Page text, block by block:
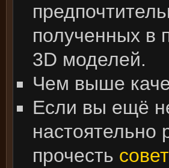
полученных в
3D моделей.
Чем выше
Если вы ещё
настоятельно
прочесть